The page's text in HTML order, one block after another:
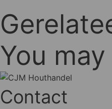
You
Contact